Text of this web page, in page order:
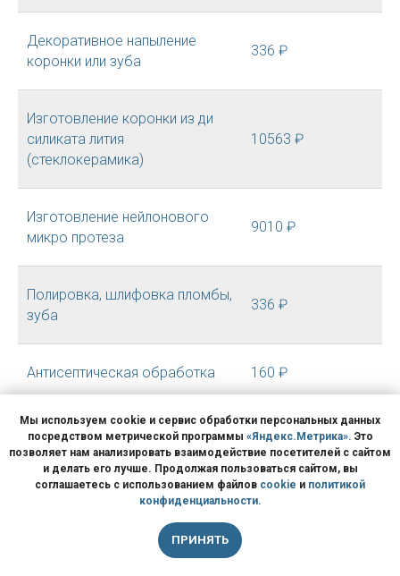
Мы используем cookie и сервис обработки персональных данных
посредством метрической программы «Яндекс.Метрика». Это
позволяет нам анализировать взаимодействие посетителей с сайтом
и делать его лучше. Продолжая пользоваться сайтом, вы
соглашаетесь с использованием файлов cookie и политикой
конфиденциальности.
ПРИНЯТЬ
Декоративное напыление
коронки или зуба
336 ₽
Изготовление коронки из ди
силикатa лития
(стеклокерамика)
10563 ₽
Изготовление нейлонового
микро протеза
9010 ₽
Полировка, шлифовка пломбы,
зуба
336 ₽
Антисептическая обработка 160 ₽
Изготовление пластмассовой
временной коронки на
фрезерном станке CAD-CAM
(для проверки прикуса, формы
714 ₽